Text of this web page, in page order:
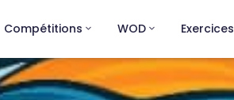
Compétitions WOD Exercices